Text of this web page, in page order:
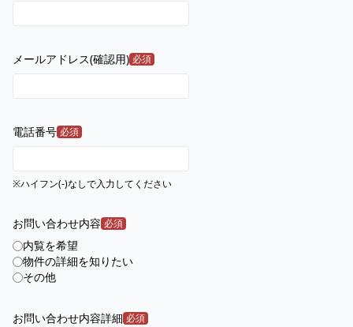
メールアドレス(確認用) 必須
電話番号 必須
※ハイフン(-)なしで入力してください
お問い合わせ内容 必須
内覧を希望
物件の詳細を知りたい
その他
お問い合わせ内容詳細 必須